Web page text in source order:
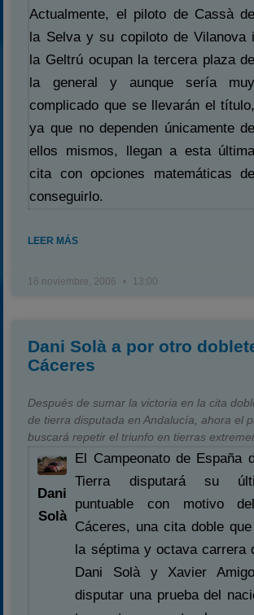
Actualmente, el piloto de Cassà de
la Selva y su copiloto de Vilanova i
la Geltrú ocupan la tercera plaza de
la general y aunque sería muy
complicado que se llevarán el título,
ya que no dependen únicamente de
ellos mismos, llegan a esta
cita con opciones matemáticas de
conseguirlo.
LEER MÁS
16 noviembre, 2006 13:00
Dani Solà a por otro
Cáceres
Después de sumar la victoria en la cita
de tierra disputada en Andalucía, ahora el
buscará repetir el triunfo en tierras
Dani
Solà
El Campeonato de España
Tierra disputará su
puntuable con motivo
Cáceres, una cita doble
la séptima y octava carrera
Dani Solà y Xavier
disputar una prueba del